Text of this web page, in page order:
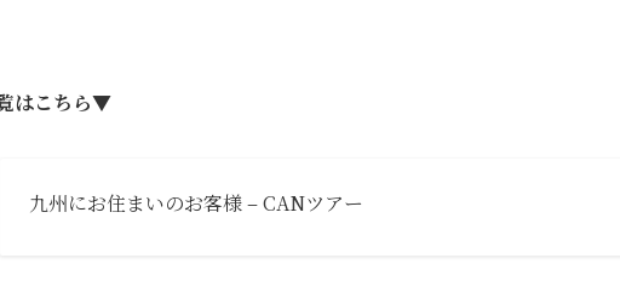
はこちら▼
九州にお住まいのお客様 – CANツアー